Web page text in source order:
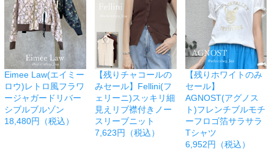
Eimee Law(エイミー
ロウ)レトロ風フラワ
ージャガードリバー
シブルブルゾン
18,480円（税込）
【残りチャコールの
みセール】Fellini(フ
ェリーニ)スッキリ細
見えリブ襟付きノー
スリーブニット
7,623円（税込）
【残りホワイトのみ
セール】
AGNOST(アグノス
ト)フレンチブルモチ
ーフロゴ箔サラサラ
Tシャツ
6,952円（税込）